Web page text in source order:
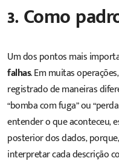
3. Como
Um dos pontos mais
falhas. Em muitas
registrado de maneiras
“bomba com fuga” ou
entender o que aconteceu,
posterior dos dados,
interpretar cada descrição